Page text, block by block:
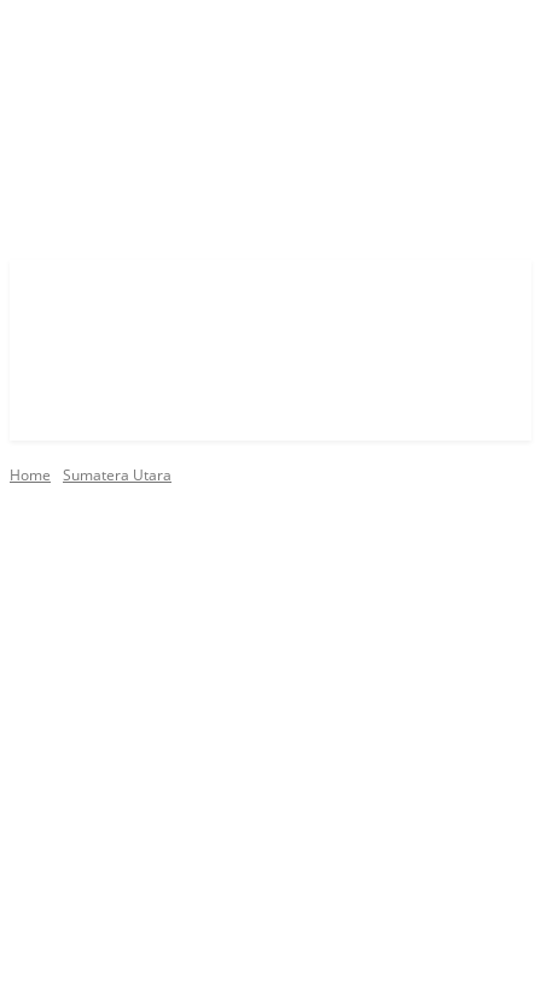
Home Sumatera Utara